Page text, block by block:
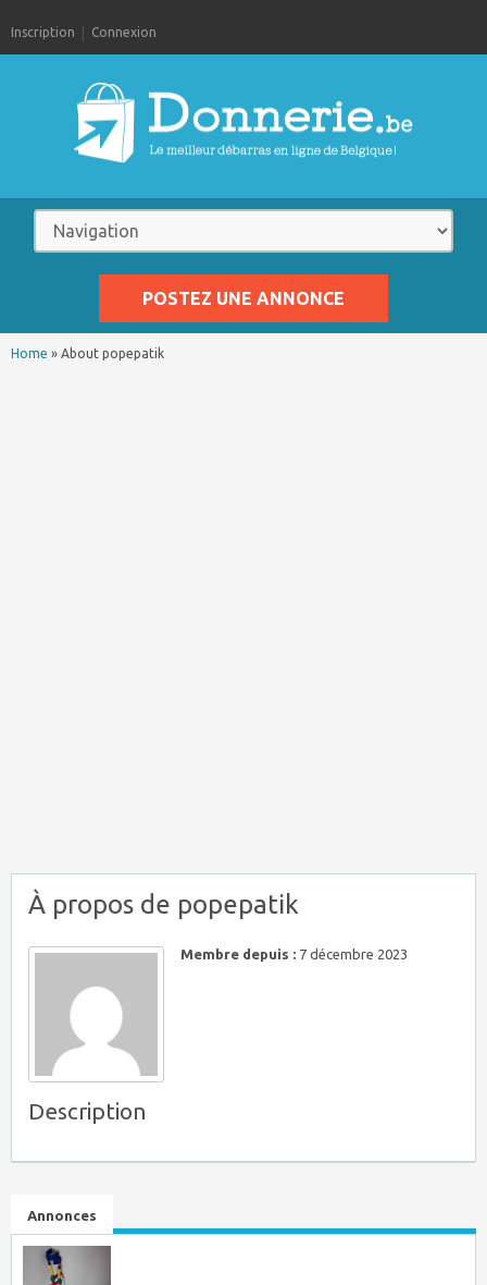
Inscription Connexion
POSTEZ UNE ANNONCE
Home » About popepatik
À propos de popepatik
Membre depuis : 7 décembre 2023
Description
Annonces